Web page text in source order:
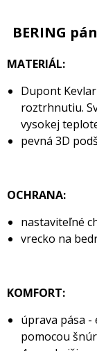
BERING
MATERIÁL:
Dupont
roztrhnutiu.
vysokej
pevná 3D
OCHRANA:
nastaviteľné
vrecko na
KOMFORT:
úprava pása -
pomocou